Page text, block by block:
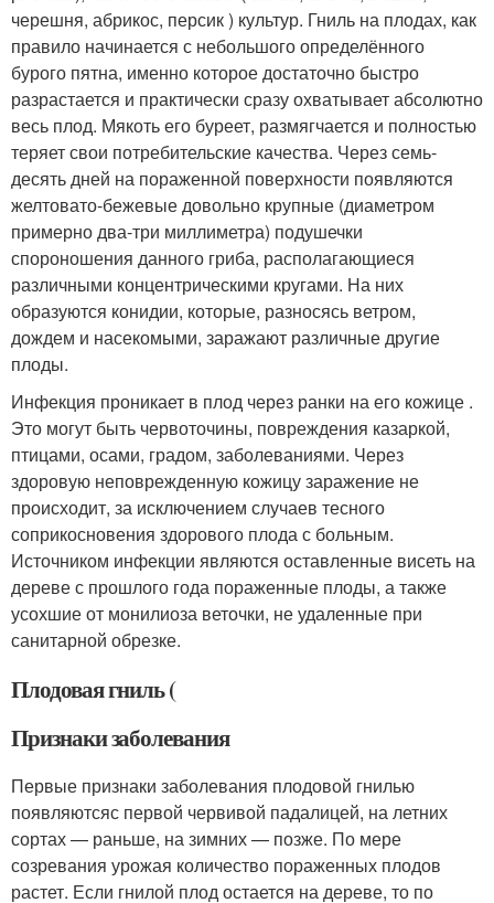
черешня, абрикос, персик ) культур. Гниль на плодах, как
правило начинается с небольшого определённого
бурого пятна, именно которое достаточно быстро
разрастается и практически сразу охватывает абсолютно
весь плод. Мякоть его буреет, размягчается и полностью
теряет свои потребительские качества. Через семь-
десять дней на пораженной поверхности появляются
желтовато-бежевые довольно крупные (диаметром
примерно два-три миллиметра) подушечки
спороношения данного гриба, располагающиеся
различными концентрическими кругами. На них
образуются конидии, которые, разносясь ветром,
дождем и насекомыми, заражают различные другие
плоды.
Инфекция проникает в плод через ранки на его кожице .
Это могут быть червоточины, повреждения казаркой,
птицами, осами, градом, заболеваниями. Через
здоровую неповрежденную кожицу заражение не
происходит, за исключением случаев тесного
соприкосновения здорового плода с больным.
Источником инфекции являются оставленные висеть на
дереве с прошлого года пораженные плоды, а также
усохшие от монилиоза веточки, не удаленные при
санитарной обрезке.
Плодовая гниль (
Признаки заболевания
Первые признаки заболевания плодовой гнилью
появляютсяс первой червивой падалицей, на летних
сортах — раньше, на зимних — позже. По мере
созревания урожая количество пораженных плодов
растет. Если гнилой плод остается на дереве, то по